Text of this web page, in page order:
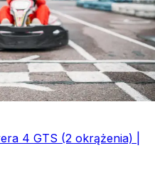
4 GTS (2 okrążenia) |